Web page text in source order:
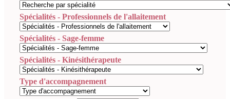
Spécialités - Professionnels de l'allaitement
Spécialités - Sage-femme
Spécialités - Kinésithérapeute
Type d'accompagnement